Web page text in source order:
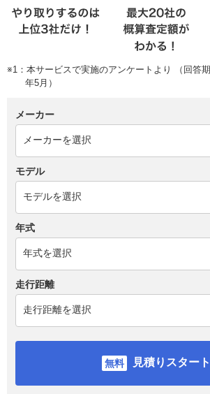
※1：本サービスで実施のアンケートより （回答
年5月）
メーカー
モデル
年式
走行距離
見積りスタート